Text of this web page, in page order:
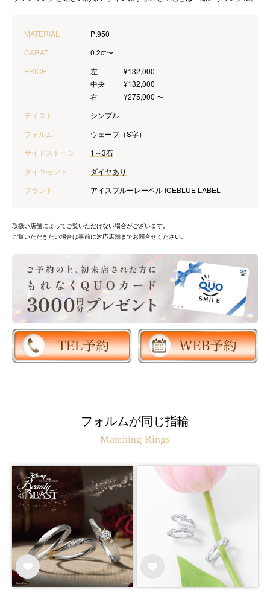
MATERIAL
Pt950
CARAT
0.2ct〜
PRICE
左
¥132,000
中央
¥132,000
右
¥275,000 〜
テイスト
シンプル
フォルム
ウェーブ（S字）
サイドストーン
1～3石
ダイヤモンド
ダイヤあり
ブランド
アイスブルーレーベル ICEBLUE LABEL
取扱い店舗によってご覧いただけない場合がございます。
ご覧いただきたい場合は事前に対応店舗までお問合せください。
フォルムが同じ指輪
Matching Rings